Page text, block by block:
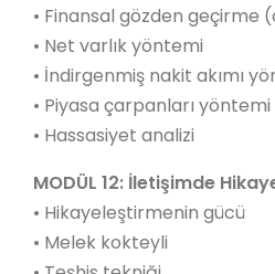
• Finansal gözden geçirme
• Net varlık yöntemi
• İndirgenmiş nakit akımı
• Piyasa çarpanları yöntemi
• Hassasiyet analizi
MODÜL 12: İletişimde
• Hikayeleştirmenin gücü
• Melek kokteyli